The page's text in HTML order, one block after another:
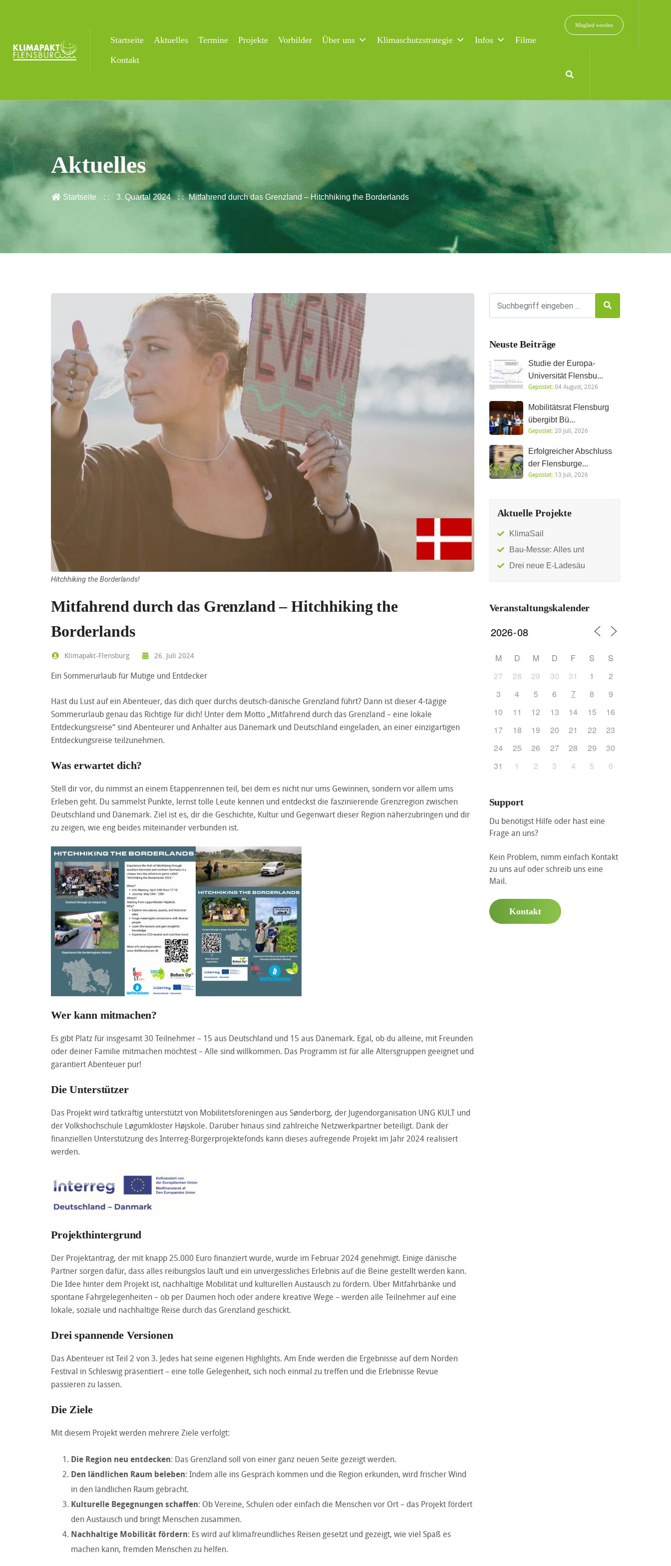
Startseite Aktuelles Termine Projekte Vorbilder Über uns Klimaschutzstrategie Infos
Filme
Kontakt
Mitglied werden
Aktuelles
Startseite 3. Quartal 2024 Mitfahrend durch das Grenzland – Hitchhiking the Borderlands
Hitchhiking the Borderlands!
Mitfahrend durch das Grenzland – Hitchhiking the
Borderlands
Klimapakt-Flensburg 26. Juli 2024
Ein Sommerurlaub für Mutige und Entdecker
Hast du Lust auf ein Abenteuer, das dich quer durchs deutsch-dänische Grenzland führt? Dann ist dieser 4-tägige
Sommerurlaub genau das Richtige für dich! Unter dem Motto „Mitfahrend durch das Grenzland – eine lokale
Entdeckungsreise“ sind Abenteurer und Anhalter aus Dänemark und Deutschland eingeladen, an einer einzigartigen
Entdeckungsreise teilzunehmen.
Was erwartet dich?
Stell dir vor, du nimmst an einem Etappenrennen teil, bei dem es nicht nur ums Gewinnen, sondern vor allem ums
Erleben geht. Du sammelst Punkte, lernst tolle Leute kennen und entdeckst die faszinierende Grenzregion zwischen
Deutschland und Dänemark. Ziel ist es, dir die Geschichte, Kultur und Gegenwart dieser Region näherzubringen und dir
zu zeigen, wie eng beides miteinander verbunden ist.
Wer kann mitmachen?
Es gibt Platz für insgesamt 30 Teilnehmer – 15 aus Deutschland und 15 aus Dänemark. Egal, ob du alleine, mit Freunden
oder deiner Familie mitmachen möchtest – Alle sind willkommen. Das Programm ist für alle Altersgruppen geeignet und
garantiert Abenteuer pur!
Die Unterstützer
Das Projekt wird tatkräftig unterstützt von Mobilitetsforeningen aus Sønderborg, der Jugendorganisation UNG KULT und
der Volkshochschule Løgumkloster Højskole. Darüber hinaus sind zahlreiche Netzwerkpartner beteiligt. Dank der
finanziellen Unterstützung des Interreg-Bürgerprojektefonds kann dieses aufregende Projekt im Jahr 2024 realisiert
werden.
Projekthintergrund
Der Projektantrag, der mit knapp 25.000 Euro finanziert wurde, wurde im Februar 2024 genehmigt. Einige dänische
Partner sorgen dafür, dass alles reibungslos läuft und ein unvergessliches Erlebnis auf die Beine gestellt werden kann.
Die Idee hinter dem Projekt ist, nachhaltige Mobilität und kulturellen Austausch zu fördern. Über Mitfahrbänke und
spontane Fahrgelegenheiten – ob per Daumen hoch oder andere kreative Wege – werden alle Teilnehmer auf eine
lokale, soziale und nachhaltige Reise durch das Grenzland geschickt.
Drei spannende Versionen
Das Abenteuer ist Teil 2 von 3. Jedes hat seine eigenen Highlights. Am Ende werden die Ergebnisse auf dem Norden
Festival in Schleswig präsentiert – eine tolle Gelegenheit, sich noch einmal zu treffen und die Erlebnisse Revue
passieren zu lassen.
Die Ziele
Mit diesem Projekt werden mehrere Ziele verfolgt:
Die Region neu entdecken: Das Grenzland soll von einer ganz neuen Seite gezeigt werden.
Den ländlichen Raum beleben: Indem alle ins Gespräch kommen und die Region erkunden, wird frischer Wind
in den ländlichen Raum gebracht.
Kulturelle Begegnungen schaffen: Ob Vereine, Schulen oder einfach die Menschen vor Ort – das Projekt fördert
den Austausch und bringt Menschen zusammen.
Nachhaltige Mobilität fördern: Es wird auf klimafreundliches Reisen gesetzt und gezeigt, wie viel Spaß es
machen kann, fremden Menschen zu helfen.
Neuste Beiträge
Studie der Europa-
Universität Flensbu...
Gepostet:04 August, 2026
Mobilitätsrat Flensburg
übergibt Bü...
Gepostet:20 Juli, 2026
Erfolgreicher Abschluss
der Flensburge...
Gepostet:13 Juli, 2026
Aktuelle Projekte
KlimaSail
Bau-Messe: Alles unt
Drei neue E-Ladesäu
Veranstaltungskalender
M D M D F S
S
27
28 29 30 31 1
2
3
4 5 6 7 8
9
10
11 12 13 14 15
16
17
18 19 20 21 22
23
24
25 26 27 28 29
30
31
1 2 3 4 5 6
Support
Du benötigst Hilfe oder hast eine
Frage an uns?
Kein Problem, nimm einfach Kontakt
zu uns auf oder schreib uns eine
Mail.
Kontakt